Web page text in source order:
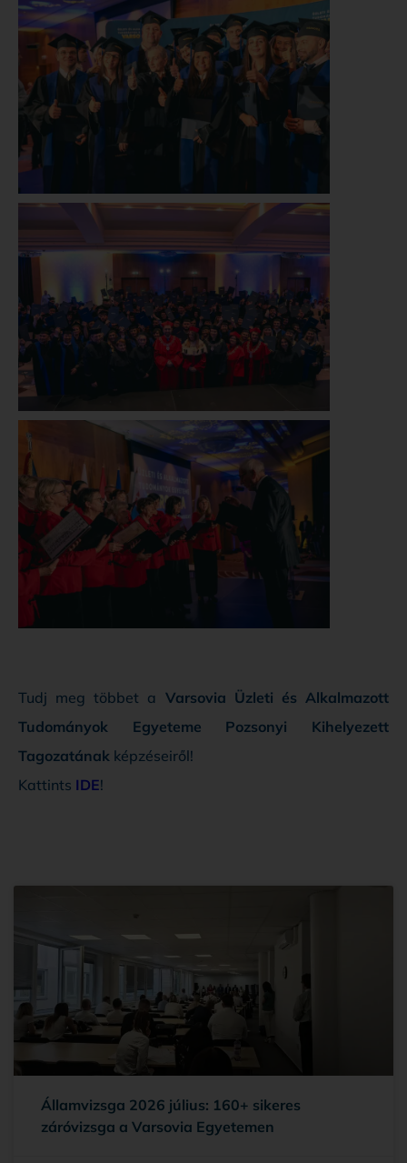
Tudj meg többet a Varsovia Üzleti és Alkalmazott
Tudományok Egyeteme Pozsonyi Kihelyezett
Tagozatának képzéseiről!
Kattints IDE!
Államvizsga 2026 július: 160+ sikeres
záróvizsga a Varsovia Egyetemen